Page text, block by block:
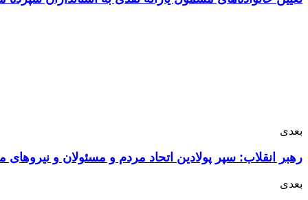
بعدی
رهبر انقلاب: سپر پولادین اتحاد مردم و مسئولان و
بعدی